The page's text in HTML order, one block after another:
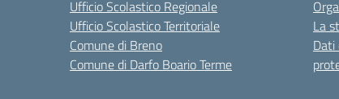
Ufficio Scolastico Regionale
Ufficio Scolastico Territoriale
Comune di Breno
Comune di Darfo Boario Terme
La